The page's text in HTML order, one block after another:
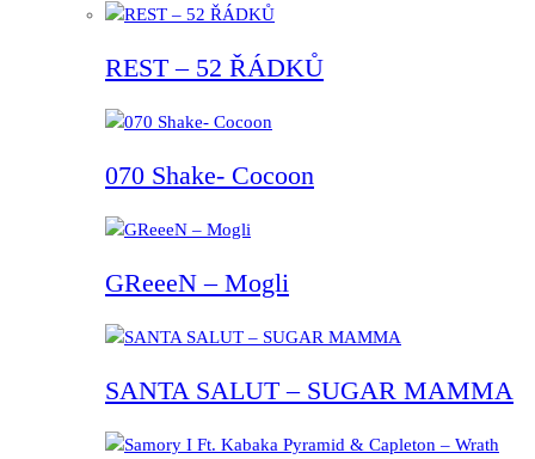
REST – 52 ŘÁDKŮ
070 Shake- Cocoon
GReeeN – Mogli
SANTA SALUT – SUGAR MAMMA